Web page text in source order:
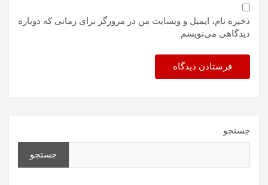
ذخیره نام، ایمیل و وبسایت من در مرورگر برای زمانی که دوباره
دیدگاهی می‌نویسم.
جستجو
جستجو